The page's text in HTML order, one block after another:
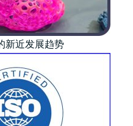
新近发展趋势